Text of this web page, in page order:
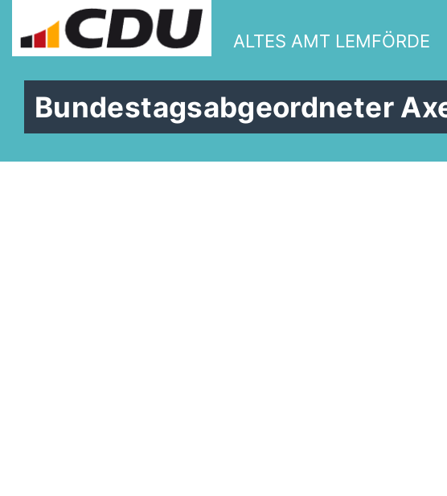
ALTES AMT LEMFÖRDE
Bundestagsabgeordneter